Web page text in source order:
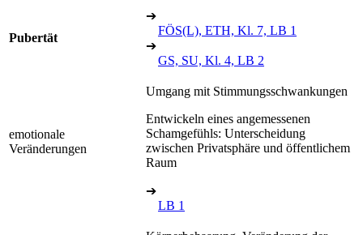
Pubertät
➔
FÖS(L), ETH, Kl. 7, LB 1
➔
GS, SU, Kl. 4, LB 2
emotionale
Veränderungen
Umgang mit Stimmungsschwankungen
Entwickeln eines angemessenen
Schamgefühls: Unterscheidung
zwischen Privatsphäre und öffentlichem
Raum
➔
LB 1